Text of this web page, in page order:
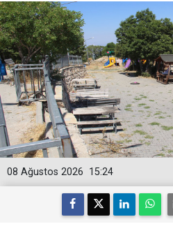
15:24
08 Ağustos 2026